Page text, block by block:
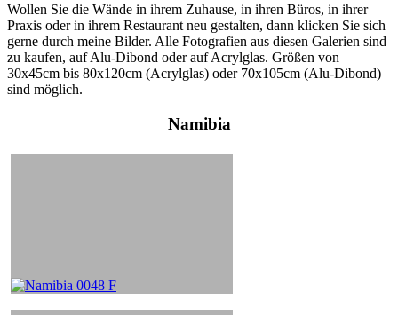
Wollen Sie die Wände in ihrem Zuhause, in ihren Büros, in ihrer
Praxis oder in ihrem Restaurant neu gestalten, dann klicken Sie sich
gerne durch meine Bilder. Alle Fotografien aus diesen Galerien sind
zu kaufen, auf Alu-Dibond oder auf Acrylglas. Größen von
30x45cm bis 80x120cm (Acrylglas) oder 70x105cm (Alu-Dibond)
sind möglich.
Namibia